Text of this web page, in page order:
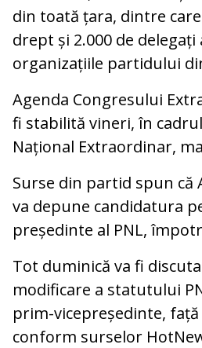
din toată țara, dintre
drept și 2.000 de delegați
organizațiile partidului
Agenda Congresului
fi stabilită vineri, în
Național Extraordinar,
Surse din partid spun că
va depune candidatura
președinte al PNL,
Tot duminică va fi
modificare a statutului
prim-vicepreședinte,
conform surselor